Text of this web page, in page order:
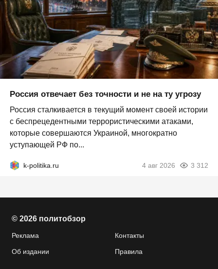
Россия отвечает без точности и не на ту угрозу
Россия сталкивается в текущий момент своей истории
с беспрецедентными террористическими атаками,
которые совершаются Украиной, многократно
уступающей РФ по...
k-politika.ru 4 авг 2026 3 312
© 2026 политобзор
Реклама Контакты
Об издании Правила